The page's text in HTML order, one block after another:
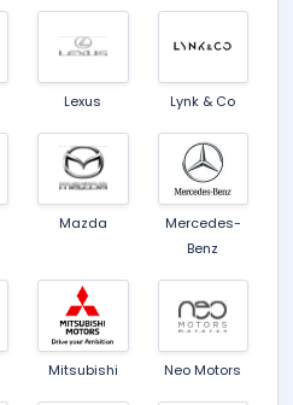
Lexus Lynk & Co
Mazda
Mercedes-
Benz
Mitsubishi Neo Motors